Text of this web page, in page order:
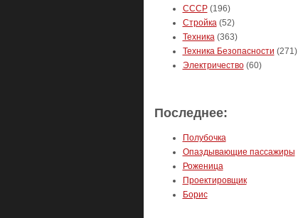
СССР(196)
Стройка(52)
Техника(363)
Техника Безопасности (271)
Электричество(60)
Последнее:
Полубочка
Опаздывающие пассажиры
Роженица
Проектировщик
Борис